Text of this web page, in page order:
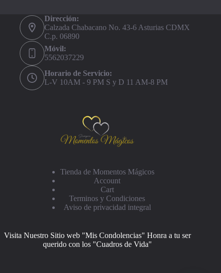
Dirección:
Calzada Chabacano No. 43-6 Asturias CDMX
C.p. 06890
Móvil:
5562037229
Horario de Servicio:
L-V 10AM - 9 PM S y D 11 AM-8 PM
Tienda de Momentos Mágicos
Account
Cart
Terminos y Condiciones
Aviso de privacidad integral
Visita Nuestro Sitio web "Mis Condolencias" Honra a tu ser
querido con los "Cuadros de Vida"